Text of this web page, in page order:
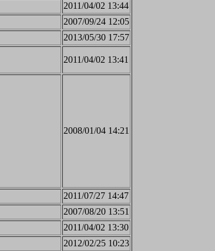
2011/04/02 13:44
2007/09/24 12:05
2013/05/30 17:57
2011/04/02 13:41
2008/01/04 14:21
2011/07/27 14:47
2007/08/20 13:51
2011/04/02 13:30
2012/02/25 10:23